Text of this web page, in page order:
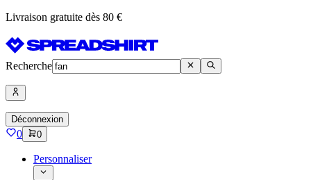
Livraison gratuite dès 80 €
Recherche
Déconnexion
0 0
Personnaliser